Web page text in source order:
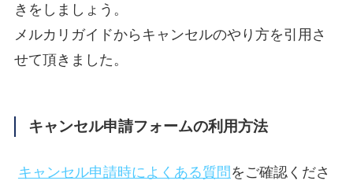
きをしましょう。
メルカリガイドからキャンセルのやり方を引用さ
せて頂きました。
キャンセル申請フォームの利用方法
キャンセル申請時によくある質問 をご確認くださ